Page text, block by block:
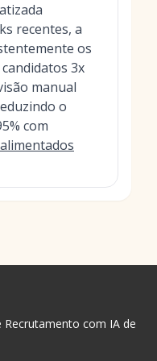
recentes, a
os
3x
manual
o
com
com IA de